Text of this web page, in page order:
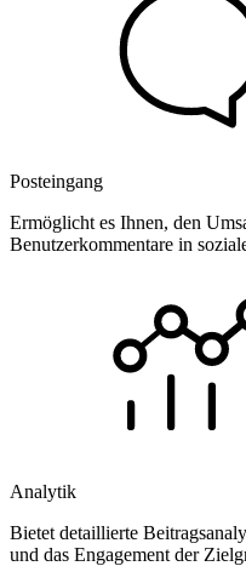
Posteingang
Ermöglicht es Ihnen, den
Benutzerkommentare in
Analytik
Bietet detaillierte
und das Engagement der